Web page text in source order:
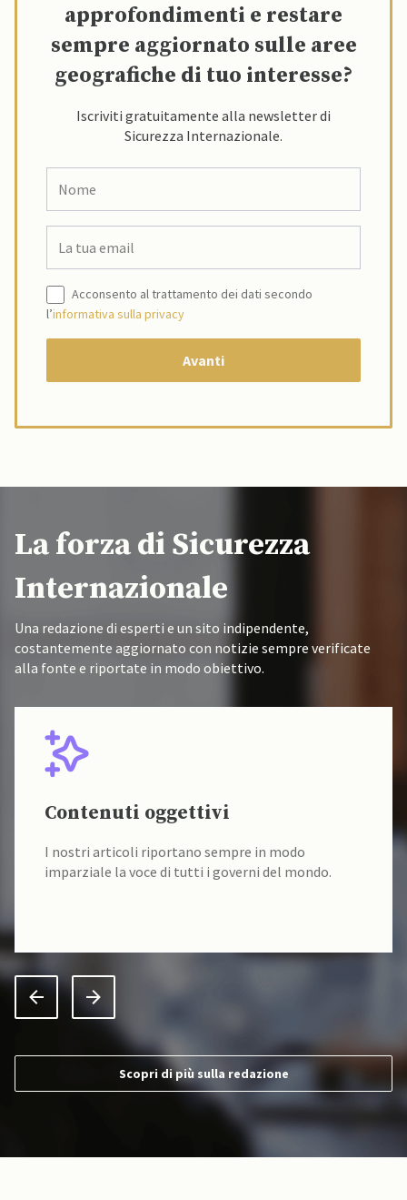
approfondimenti e restare
sempre aggiornato sulle aree
geografiche di tuo interesse?
Iscriviti gratuitamente alla newsletter di
Sicurezza Internazionale.
Acconsento al trattamento dei dati secondo
l’informativa sulla privacy
La forza di Sicurezza
Internazionale
Una redazione di esperti e un sito indipendente,
costantemente aggiornato con notizie sempre verificate
alla fonte e riportate in modo obiettivo.
Contenuti oggettivi
I nostri articoli riportano sempre in modo
imparziale la voce di tutti i governi del mondo.
Scopri di più sulla redazione